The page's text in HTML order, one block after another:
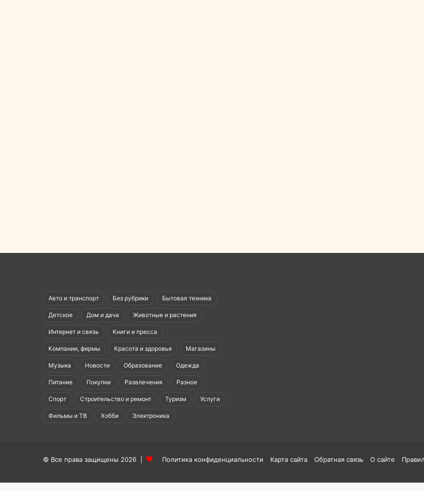
Авто и транспорт Без рубрики Бытовая техника
Детское Дом и дача Животные и растения
Интернет и связь Книги и пресса
Компании, фирмы Красота и здоровье Магазины
Музыка Новости Образование Одежда
Питание Покупки Развлечения Разное
Спорт Строительство и ремонт Туризм Услуги
Фильмы и ТВ Хобби Электроника
© Все права защищены 2026 | Политика конфиденциальности Карта сайта Обратная связь О сайте